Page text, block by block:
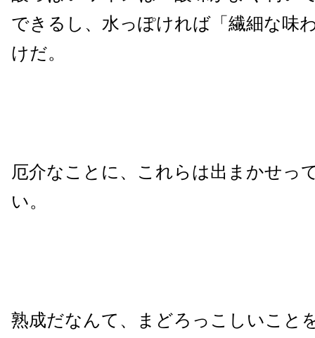
できるし、水っぽければ「繊細な味
けだ。
厄介なことに、これらは出まかせっ
い。
熟成だなんて、まどろっこしいこと